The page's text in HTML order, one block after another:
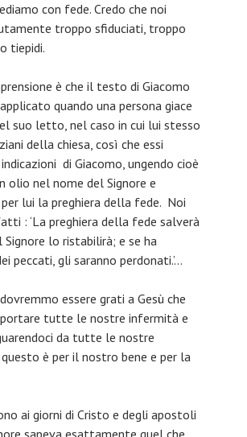
con fede. Credo che noi
troppo sfiduciati, troppo
tiepidi.
è che il testo di Giacomo
quando una persona giace
suo letto, nel caso in cui lui stesso
della chiesa, così che essi
di Giacomo, ungendo cioè
olio nel nome del Signore e
lui la preghiera della fede. Noi
: ‘La preghiera della fede salverà
lo ristabilirà; e se ha
peccati, gli saranno perdonati.’…
essere grati a Gesù che
tutte le nostre infermità e
da tutte le nostre
è per il nostro bene e per la
ai giorni di Cristo e degli apostoli